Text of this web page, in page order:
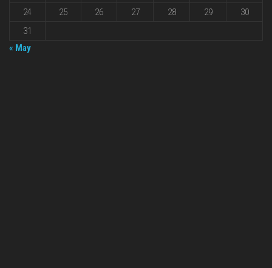
24
25 26 27 28 29
30
31
« May